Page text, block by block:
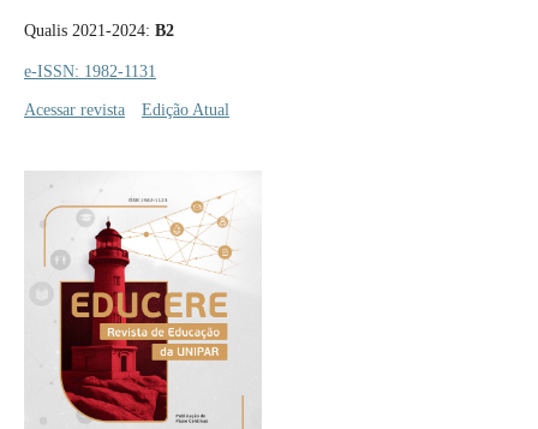
Qualis 2021-2024: B2
e-ISSN: 1982-1131
Acessar revista Edição Atual